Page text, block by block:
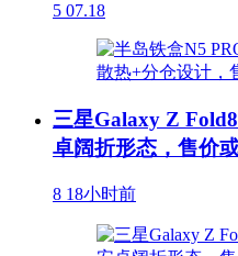
5 07.18
三星Galaxy Z
卓阔折形态，售价
8 18小时前